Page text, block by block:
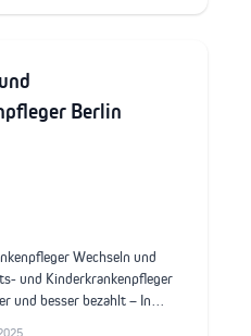
Berlin
Wechseln und
und Kinderkrankenpfleger
und besser bezahlt – In…